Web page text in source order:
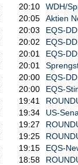
20:10
WDH/
20:05
Aktien
20:03
EQS-
20:02
EQS-
20:01
EQS-
20:01
20:00
EQS-
20:00
EQS-
19:41
19:34
US-
19:27
19:25
19:15
EQS-
18:58